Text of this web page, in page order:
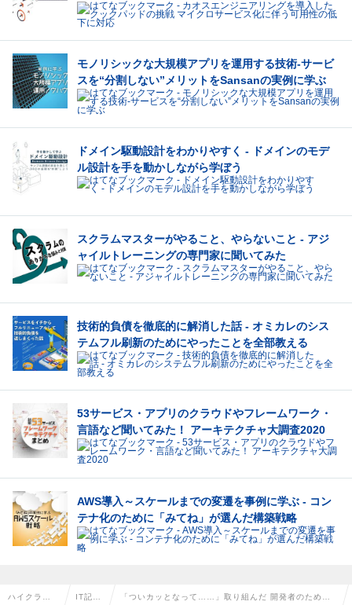
モノリシックな大規模アプリを運用する技術-サービ
スを“分割しない”メリットをSansanの実例に学ぶ
ドメイン駆動設計をわかりやすく - ドメインのモデ
ル設計を手を動かしながら学ぼう
スクラムマスターがやること、やらないこと - アジ
ャイルトレーニングの専門家に聞いてみた
技術的負債を徹底的に解消した話 - オミカレのシス
テムフル刷新のためにやったことを全部教える
53サービス・アプリのクラウドやフレームワーク・
言語など聞いてみた！ アーキテクチャ大調査2020
AWS導入～スケールまでの変遷を事例に学ぶ - コン
テナ化のために「みてね」が選んだ構築戦略
ハイクラス IT記事 「ついカッとなって……」取り組んだ 開発者のための